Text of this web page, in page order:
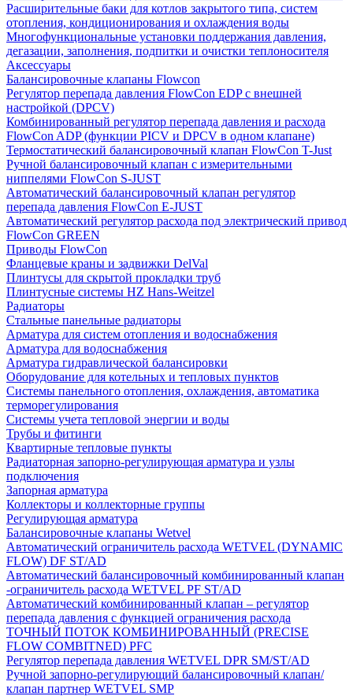
Расширительные баки для котлов закрытого типа, систем
отопления, кондиционирования и охлаждения воды
Многофункциональные установки поддержания давления,
дегазации, заполнения, подпитки и очистки теплоносителя
Аксессуары
Балансировочные клапаны Flowcon
Регулятор перепада давления FlowСon EDP с внешней
настройкой (DPCV)
Комбинированный регулятор перепада давления и расхода
FlowСon ADP (функции PICV и DPCV в одном клапане)
Термостатический балансировочный клапан FlowСon T-Just
Ручной балансировочный клапан с измерительными
ниппелями FlowСon S-JUST
Автоматический балансировочный клапан регулятор
перепада давления FlowСon E-JUST
Автоматический регулятор расхода под электрический привод
FlowСon GREEN
Приводы FlowCon
Фланцевые краны и задвижки DelVal
Плинтусы для скрытой прокладки труб
Плинтусные системы HZ Hans-Weitzel
Радиаторы
Стальные панельные радиаторы
Арматура для систем отопления и водоснабжения
Арматура для водоснабжения
Арматура гидравлической балансировки
Оборудование для котельных и тепловых пунктов
Системы панельного отопления, охлаждения, автоматика
терморегулирования
Системы учета тепловой энергии и воды
Трубы и фитинги
Квартирные тепловые пункты
Радиаторная запорно-регулирующая арматура и узлы
подключения
Запорная арматура
Коллекторы и коллекторные группы
Регулирующая арматура
Балансировочные клапаны Wetvel
Автоматический ограничитель расхода WETVEL (DYNAMIC
FLOW) DF ST/AD
Автоматический балансировочный комбинированный клапан
-ограничитель расхода WETVEL PF ST/AD
Автоматический комбинированный клапан – регулятор
перепада давления с функцией ограничения расхода
ТОЧНЫЙ ПОТОК КОМБИНИРОВАННЫЙ (PRECISE
FLOW COMBIТNED) PFC
Регулятор перепада давления WETVEL DPR SM/ST/AD
Ручной запорно-регулирующий балансировочный клапан/
клапан партнер WETVEL SMP